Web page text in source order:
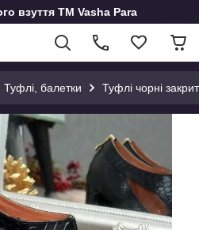
взуття ТМ Vasha Para
Туфлі, балетки Туфлі чорні